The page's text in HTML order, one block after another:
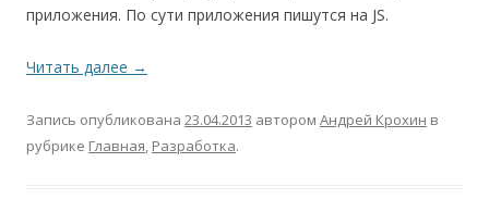
приложения. По сути приложения пишутся на JS.
Читать далее →
Запись опубликована 23.04.2013 автором Андрей Крохин в
рубрике Главная, Разработка.